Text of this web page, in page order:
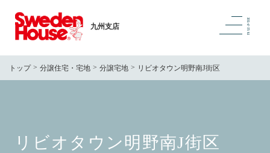
九州支店
トップ 分譲住宅・宅地 分譲宅地 リビオタウン明野南J街区
リビオタウン明野南J街区